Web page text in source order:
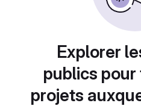
Explorer
publics
projets